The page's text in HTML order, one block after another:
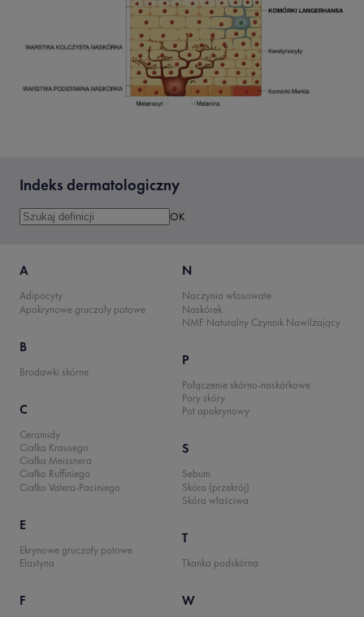
Indeks dermatologiczny
A
Adipocyty
Apokrynowe gruczoły potowe
B
Brodawki skórne
C
Ceramidy
Ciałka Krausego
Ciałka Meissnera
Ciałko Ruffiniego
Ciałko Vatera-Paciniego
E
Ekrynowe gruczoły potowe
Elastyna
F
N
Naczynia włosowate
Naskórek
NMF Naturalny Czynnik Nawilżający
P
Połączenie skórno-naskórkowe
Pory skóry
Pot apokrynowy
S
Sebum
Skóra (przekrój)
Skóra właściwa
T
Tkanka podskórna
W